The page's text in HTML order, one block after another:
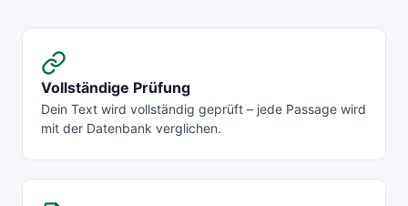
Vollständige Prüfung
Dein Text wird vollständig geprüft – jede Passage wird
mit der Datenbank verglichen.